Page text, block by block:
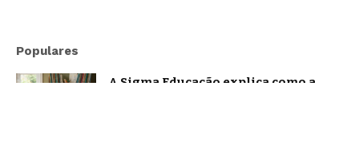
Populares
A Sigma Educação explica como a